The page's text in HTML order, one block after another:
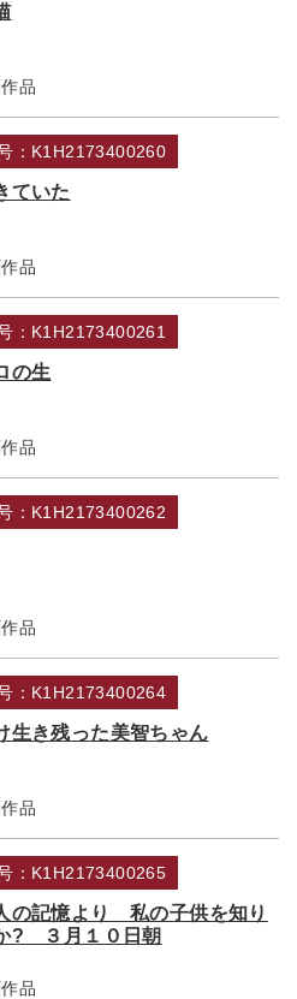
品
：K1H2173400260
ていた
品
：K1H2173400261
の生
品
：K1H2173400262
品
：K1H2173400264
生き残った美智ちゃん
品
：K1H2173400265
の記憶より 私の子供を知り
? ３月１０日朝
品